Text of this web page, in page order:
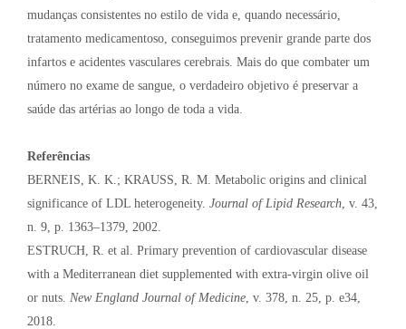
mudanças consistentes no estilo de vida e, quando necessário,
tratamento medicamentoso, conseguimos prevenir grande parte dos
infartos e acidentes vasculares cerebrais. Mais do que combater um
número no exame de sangue, o verdadeiro objetivo é preservar a
saúde das artérias ao longo de toda a vida.
Referências
BERNEIS, K. K.; KRAUSS, R. M. Metabolic origins and clinical
significance of LDL heterogeneity. Journal of Lipid Research , v. 43,
n. 9, p. 1363–1379, 2002.
ESTRUCH, R. et al. Primary prevention of cardiovascular disease
with a Mediterranean diet supplemented with extra-virgin olive oil
or nuts. New England Journal of Medicine , v. 378, n. 25, p. e34,
2018.